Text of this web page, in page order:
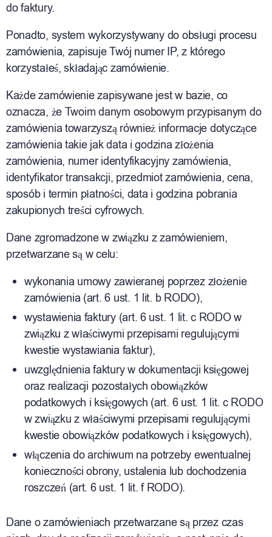
do faktury.
Ponadto, system wykorzystywany do obsługi procesu
zamówienia, zapisuje Twój numer IP, z którego
korzystałeś, składając zamówienie.
Każde zamówienie zapisywane jest w bazie, co
oznacza, że Twoim danym osobowym przypisanym do
zamówienia towarzyszą również informacje dotyczące
zamówienia takie jak data i godzina złożenia
zamówienia, numer identyfikacyjny zamówienia,
identyfikator transakcji, przedmiot zamówienia, cena,
sposób i termin płatności, data i godzina pobrania
zakupionych treści cyfrowych.
Dane zgromadzone w związku z zamówieniem,
przetwarzane są w celu:
wykonania umowy zawieranej poprzez złożenie
zamówienia (art. 6 ust. 1 lit. b RODO),
wystawienia faktury (art. 6 ust. 1 lit. c RODO w
związku z właściwymi przepisami regulującymi
kwestie wystawiania faktur),
uwzględnienia faktury w dokumentacji księgowej
oraz realizacji pozostałych obowiązków
podatkowych i księgowych (art. 6 ust. 1 lit. c RODO
w związku z właściwymi przepisami regulującymi
kwestie obowiązków podatkowych i księgowych),
włączenia do archiwum na potrzeby ewentualnej
konieczności obrony, ustalenia lub dochodzenia
roszczeń (art. 6 ust. 1 lit. f RODO).
Dane o zamówieniach przetwarzane są przez czas